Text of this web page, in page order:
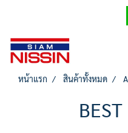
หน้าแรก สินค้าทั้งหมด